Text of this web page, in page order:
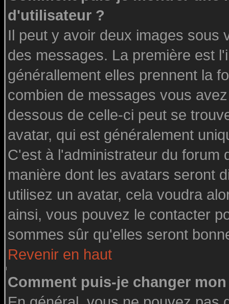
d'utilisateur ?
Il peut y avoir deux images sous
des messages. La première est
générallement elles prennent la
combien de messages vous
dessous de celle-ci peut se
avatar, qui est généralement
C'est à l'administrateur du forum
manière dont les avatars seront
utilisez un avatar, cela voudra
ainsi, vous pouvez le contacter
sommes sûr qu'elles seront
Revenir en haut
Comment puis-je changer